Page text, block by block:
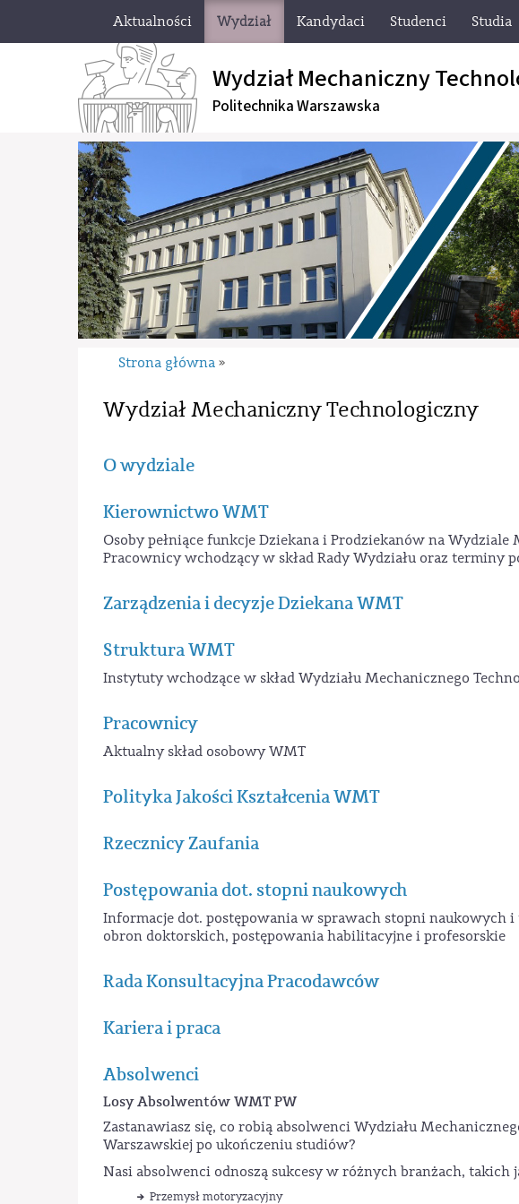
Aktualności Wydział Kandydaci Studenci Studia
Wydział Mechaniczny
Politechnika Warszawska
Strona główna »
Wydział Mechaniczny Technologiczny
O wydziale
Kierownictwo WMT
Osoby pełniące funkcje Dziekana i Prodziekanów na
Pracownicy wchodzący w skład Rady Wydziału oraz terminy
Zarządzenia i decyzje Dziekana WMT
Struktura WMT
Instytuty wchodzące w skład Wydziału Mechanicznego
Pracownicy
Aktualny skład osobowy WMT
Polityka Jakości Kształcenia WMT
Rzecznicy Zaufania
Postępowania dot. stopni naukowych
Informacje dot. postępowania w sprawach stopni naukowych
obron doktorskich, postępowania habilitacyjne i profesorskie
Rada Konsultacyjna Pracodawców
Kariera i praca
Absolwenci
Losy Absolwentów WMT PW
Zastanawiasz się, co robią absolwenci Wydziału
Warszawskiej po ukończeniu studiów?
Nasi absolwenci odnoszą sukcesy w różnych branżach, takich
Przemysł motoryzacyjny